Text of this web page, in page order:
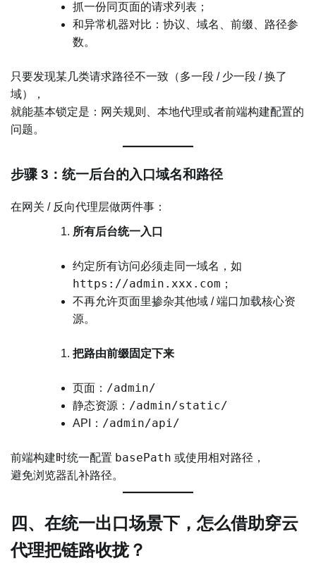
抓一份同页面的请求列表；
和异常机器对比：协议、域名、前缀、路径参
数。
只要发现某几类请求路径不一致（多一段 / 少一段 / 换了
域），
就能基本锁定是：网关规则、本地代理或者前端构建配置的
问题。
步骤 3：统一后台的入口域名和路径
在网关 / 反向代理层做两件事：
所有后台统一入口
约定所有访问必须走同一域名，如
https://admin.xxx.com ；
不再允许页面里掺杂其他域 / 端口加载核心资
源。
把路由前缀固定下来
页面： /admin/
静态资源： /admin/static/
API： /admin/api/
前端构建时统一配置 basePath 或使用相对路径，
避免浏览器乱补路径。
四、在统一出口场景下，怎么借助穿云
代理把链路收拢？